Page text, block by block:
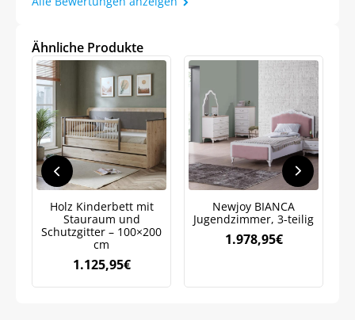
Ähnliche Produkte
Holz Kinderbett mit
Stauraum und
Schutzgitter – 100×200
cm
1.125,95€
Newjoy BIANCA
Jugendzimmer, 3-teilig
1.978,95€